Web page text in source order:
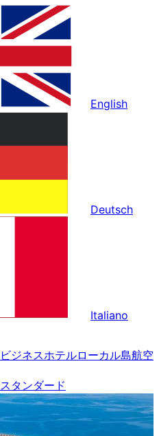
English
Deutsch
Italiano
ビジネスホテルローカル島航空
スタンダード